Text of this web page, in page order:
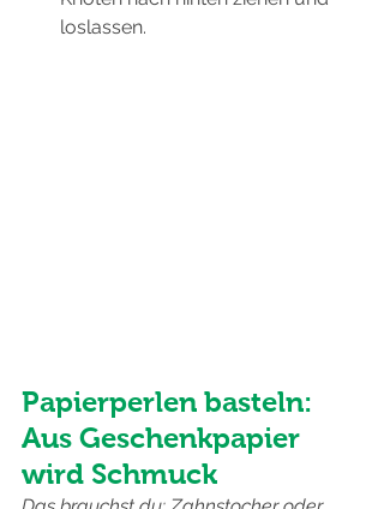
loslassen.
Papierperlen basteln:
Aus Geschenkpapier
wird Schmuck